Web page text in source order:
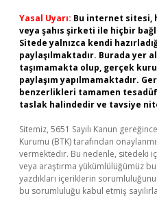
Yasal Uyarı: Bu internet sitesi,
veya şahıs şirketi ile hiçbir
Sitede yalnızca kendi
paylaşılmaktadır. Burada yer
taşımamakta olup, gerçek
paylaşım yapılmamaktadır.
benzerlikleri tamamen
taslak halindedir ve tavsiye
Sitemiz, 5651 Sayılı Kanun
Kurumu (BTK) tarafından
vermektedir. Bu nedenle, sitedeki
veya araştırma yükümlülüğümüz
yazdıkları içeriklerin
bu sorumluluğu kabul etmiş